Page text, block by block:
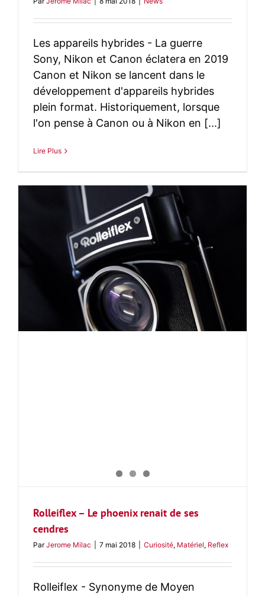
Les appareils hybrides - La guerre
Sony, Nikon et Canon éclatera en 2019
Canon et Nikon se lancent dans le
développement d'appareils hybrides
plein format. Historiquement, lorsque
l'on pense à Canon ou à Nikon en [...]
Lire Plus
Rolleiflex – Le phoenix renait de ses
cendres
ParJerome Milac 7 mai 2018 Curiosité, Matériel, Reflex
Rolleiflex - Synonyme de Moyen